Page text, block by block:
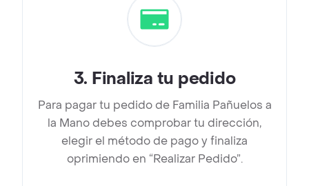
3. Finaliza tu pedido
Para pagar tu pedido de Familia Pañuelos a
la Mano debes comprobar tu dirección,
elegir el método de pago y finaliza
oprimiendo en “Realizar Pedido”.